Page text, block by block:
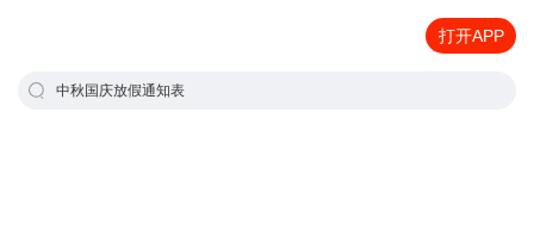
打开APP
中秋国庆放假通知表